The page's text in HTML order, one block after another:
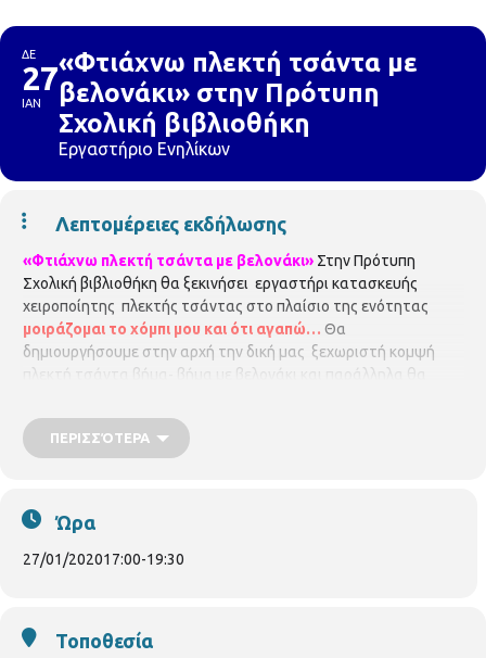
ΔΕ
27
ΙΑΝ
«Φτιάχνω πλεκτή τσάντα με
βελονάκι» στην Πρότυπη
Σχολική βιβλιοθήκη
Εργαστήριο Ενηλίκων
Λεπτομέρειες εκδήλωσης
«Φτιάχνω πλεκτή τσάντα με βελονάκι» Στην Πρότυπη
Σχολική βιβλιοθήκη θα ξεκινήσει εργαστήρι κατασκευής
χειροποίητης πλεκτής τσάντας στο πλαίσιο της ενότητας
μοιράζομαι το χόμπι μου και ότι αγαπώ… Θα
δημιουργήσουμε στην αρχή την δική μας ξεχωριστή κομψή
πλεκτή τσάντα βήμα- βήμα με βελονάκι και παράλληλα θα
μαθημάτων Δευτέρα 27/1/2020 ώρα 5μ.μ
κλωστή ειδική για τσάντες και το ανάλογο βελονάκι.
τηλέφωνο της Βιβλιοθήκης 2313318279 , ή επιτόπου στη
Πρότυπη Σχολική βιβλιοθήκη (Κασσάνδρου 17-19)
λειτουργίας της Βιβλιοθήκης: Δευτέρα και Τρίτη: 14.00 -
ΠΕΡΙΣΣΌΤΕΡΑ
Ώρα
27/01/202017:00-19:30
Τοποθεσία